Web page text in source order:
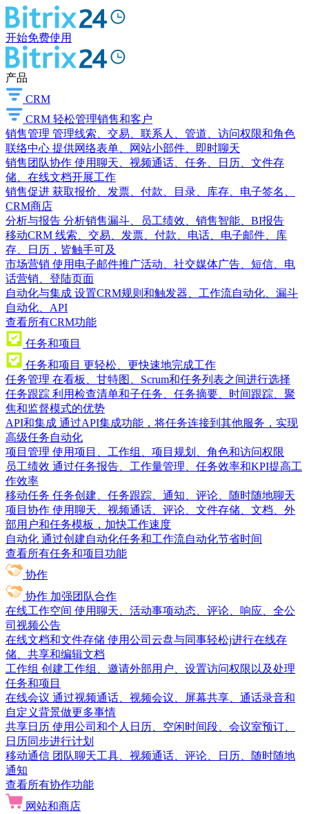
开始免费使用
产品
CRM
CRM 轻松管理销售和客户
销售管理 管理线索、交易、联系人、管道、访问权限和角色
联络中心 提供网络表单、网站小部件、即时聊天
销售团队协作 使用聊天、视频通话、任务、日历、文件存
储、在线文档开展工作
销售促进 获取报价、发票、付款、目录、库存、电子签名、
CRM商店
分析与报告 分析销售漏斗、员工绩效、销售智能、BI报告
移动CRM 线索、交易、发票、付款、电话、电子邮件、库
存、日历，皆触手可及
市场营销 使用电子邮件推广活动、社交媒体广告、短信、电
话营销、登陆页面
自动化与集成 设置CRM规则和触发器、工作流自动化、漏斗
自动化、API
查看所有CRM功能
任务和项目
任务和项目 更轻松、更快速地完成工作
任务管理 在看板、甘特图、Scrum和任务列表之间进行选择
任务跟踪 利用检查清单和子任务、任务摘要、时间跟踪、聚
焦和监督模式的优势
API和集成 通过API集成功能，将任务连接到其他服务，实现
高级任务自动化
项目管理 使用项目、工作组、项目规划、角色和访问权限
员工绩效 通过任务报告、工作量管理、任务效率和KPI提高工
作效率
移动任务 任务创建、任务跟踪、通知、评论、随时随地聊天
项目协作 使用聊天、视频通话、评论、文件存储、文档、外
部用户和任务模板，加快工作速度
自动化 通过创建自动化任务和工作流自动化节省时间
查看所有任务和项目功能
协作
协作 加强团队合作
在线工作空间 使用聊天、活动事项动态、评论、响应、全公
司视频公告
在线文档和文件存储 使用公司云盘与同事轻松j进行在线存
储、共享和编辑文档
工作组 创建工作组、邀请外部用户、设置访问权限以及处理
任务和项目
在线会议 通过视频通话、视频会议、屏幕共享、通话录音和
自定义背景做更多事情
共享日历 使用公司和个人日历、空闲时间段、会议室预订、
日历同步进行计划
移动通信 团队聊天工具、视频通话、评论、日历、随时随地
通知
查看所有协作功能
网站和商店